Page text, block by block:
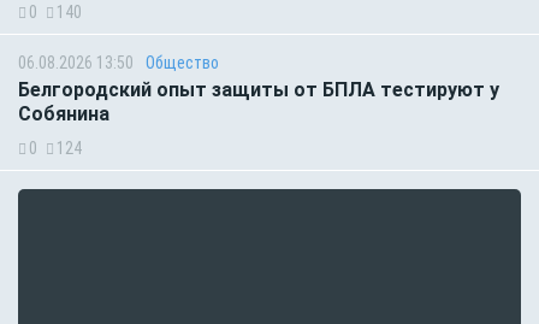
0 140
06.08.2026 13:50 Общество
Белгородский опыт защиты от БПЛА тестируют у
Собянина
0 124